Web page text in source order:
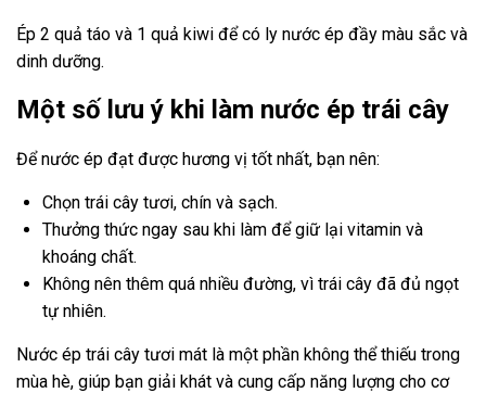
Ép 2 quả táo và 1 quả kiwi để có ly nước ép đầy màu sắc và
dinh dưỡng.
Một số lưu ý khi làm nước ép trái cây
Để nước ép đạt được hương vị tốt nhất, bạn nên:
Chọn trái cây tươi, chín và sạch.
Thưởng thức ngay sau khi làm để giữ lại vitamin và
khoáng chất.
Không nên thêm quá nhiều đường, vì trái cây đã đủ ngọt
tự nhiên.
Nước ép trái cây tươi mát là một phần không thể thiếu trong
mùa hè, giúp bạn giải khát và cung cấp năng lượng cho cơ